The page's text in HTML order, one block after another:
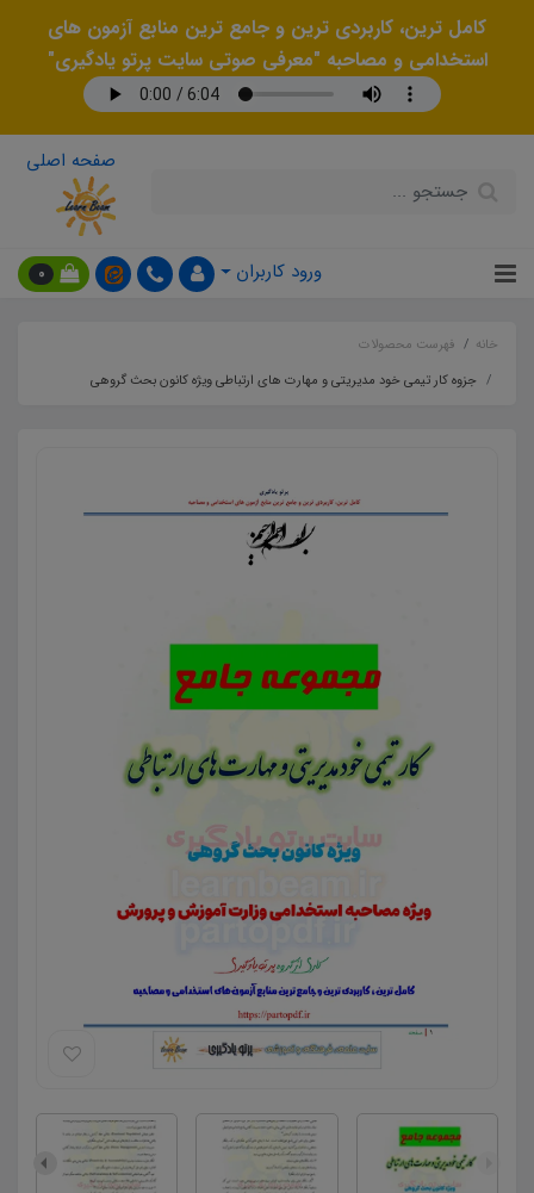
کامل ترین، کاربردی ترین و جامع ترین منابع آزمون های
استخدامی و مصاحبه "معرفی صوتی سایت پرتو یادگیری"
صفحه اصلی
ورود کاربران 0
خانه
فهرست محصولات
جزوه کار تیمی خود مدیریتی و مهارت های ارتباطی ویژه کانون بحث گروهی